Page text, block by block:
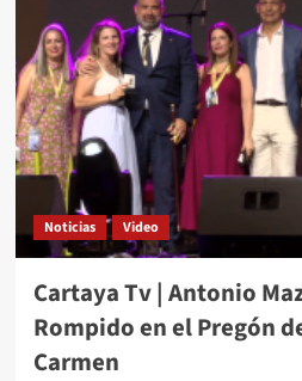
Noticias Video
Cartaya Tv | Antonio
Rompido en el Pregón
Carmen